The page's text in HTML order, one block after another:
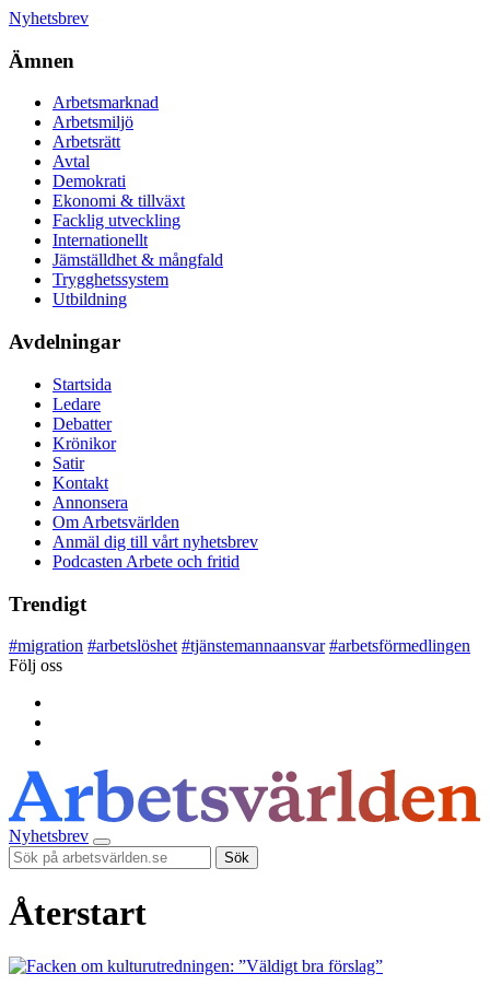
Nyhetsbrev
Ämnen
Arbetsmarknad
Arbetsmiljö
Arbetsrätt
Avtal
Demokrati
Ekonomi & tillväxt
Facklig utveckling
Internationellt
Jämställdhet & mångfald
Trygghetssystem
Utbildning
Avdelningar
Startsida
Ledare
Debatter
Krönikor
Satir
Kontakt
Annonsera
Om Arbetsvärlden
Anmäl dig till vårt nyhetsbrev
Podcasten Arbete och fritid
Trendigt
#migration #arbetslöshet #tjänstemannaansvar #arbetsförmedlingen
Följ oss
Nyhetsbrev
Sök
Återstart